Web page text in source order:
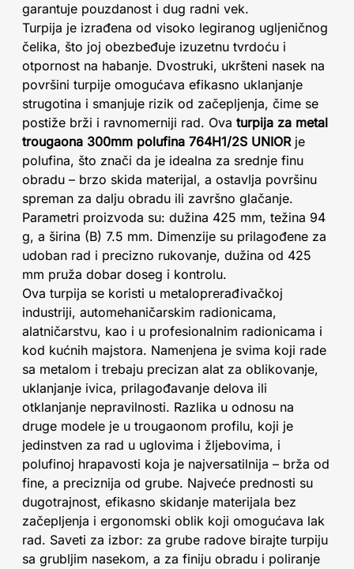
garantuje pouzdanost i dug radni vek.
Turpija je izrađena od visoko legiranog ugljeničnog
čelika, što joj obezbeđuje izuzetnu tvrdoću i
otpornost na habanje. Dvostruki, ukršteni nasek na
površini turpije omogućava efikasno uklanjanje
strugotina i smanjuje rizik od začepljenja, čime se
postiže brži i ravnomerniji rad. Ova turpija za metal
trougaona 300mm polufina 764H1/2S UNIORje
polufina, što znači da je idealna za srednje finu
obradu – brzo skida materijal, a ostavlja površinu
spreman za dalju obradu ili završno glačanje.
Parametri proizvoda su: dužina 425 mm, težina 94
g, a širina (B) 7.5 mm. Dimenzije su prilagođene za
udoban rad i precizno rukovanje, dužina od 425
mm pruža dobar doseg i kontrolu.
Ova turpija se koristi u metaloprerađivačkoj
industriji, automehaničarskim radionicama,
alatničarstvu, kao i u profesionalnim radionicama i
kod kućnih majstora. Namenjena je svima koji rade
sa metalom i trebaju precizan alat za oblikovanje,
uklanjanje ivica, prilagođavanje delova ili
otklanjanje nepravilnosti. Razlika u odnosu na
druge modele je u trougaonom profilu, koji je
jedinstven za rad u uglovima i žljebovima, i
polufinoj hrapavosti koja je najversatilnija – brža od
fine, a preciznija od grube. Najveće prednosti su
dugotrajnost, efikasno skidanje materijala bez
začepljenja i ergonomski oblik koji omogućava lak
rad. Saveti za izbor: za grube radove birajte turpiju
sa grubljim nasekom, a za finiju obradu i poliranje